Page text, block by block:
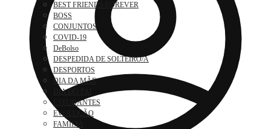
BEST FRIENDS FOREVER
BOSS
CONJUNTOS
COVID-19
DeBolso
DESPEDIDA DE SOLTEIRO/A
DESPORTOS
DIA DA MÃE
DIA DO PAI
ESTUDANTES
EVOLUÇÃO
FAMÍLIA